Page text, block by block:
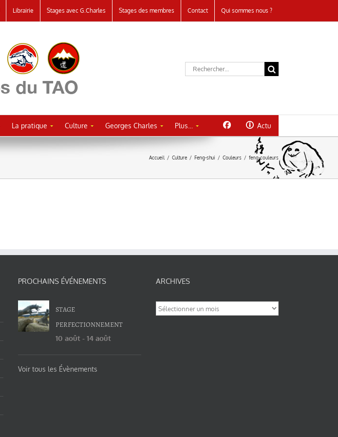
Librairie Stages avec G.Charles Stages des membres Contact Qui sommes nous ?
Rechercher:
La pratique Culture Georges Charles Plus… Actu
Accueil / Culture / Feng-shui / Couleurs / feng-couleurs
PROCHAINS ÉVÉNEMENTS
STAGE
PERFECTIONNEMENT
10 août - 14 août
Voir tous les Évènements
ARCHIVES
Archives